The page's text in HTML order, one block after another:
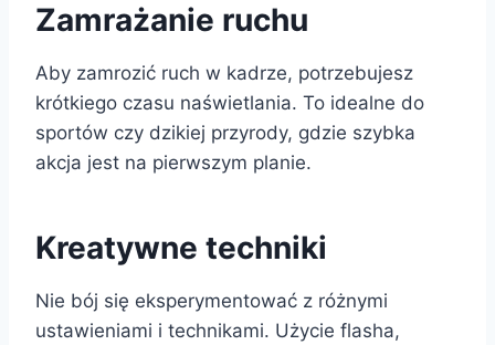
Zamrażanie ruchu
Aby zamrozić ruch w kadrze, potrzebujesz
krótkiego czasu naświetlania. To idealne do
sportów czy dzikiej przyrody, gdzie szybka
akcja jest na pierwszym planie.
Kreatywne techniki
Nie bój się eksperymentować z różnymi
ustawieniami i technikami. Użycie flasha,